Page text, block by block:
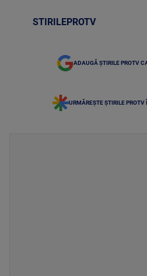
STIRILEPROTV
ADAUGĂ ȘTIRILE PROTV
URMĂREȘTE ȘTIRILE PROTV